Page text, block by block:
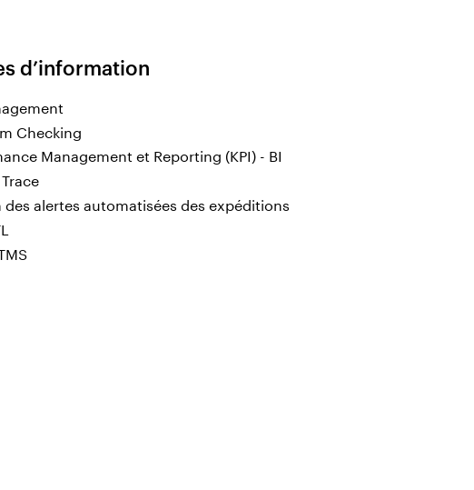
d’information
Checking
Management et Reporting (KPI) - BI
des alertes automatisées des expéditions